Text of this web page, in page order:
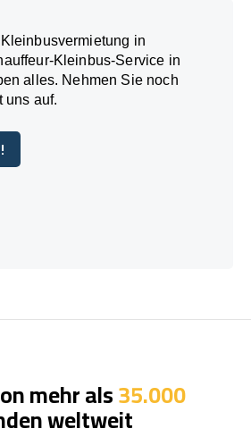
in
Kleinbus-Service in
alles. Nehmen Sie noch
uns auf.
mehr als35.000
weltweit